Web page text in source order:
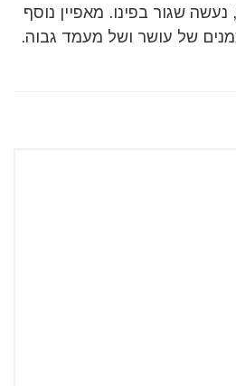
שגור בפינו. מאפיין נוסף
של עושר ושל מעמד גבוה.